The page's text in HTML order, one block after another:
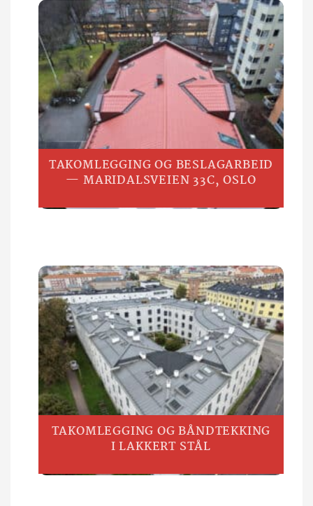
TAKOMLEGGING OG BESLAGARBEID
— MARIDALSVEIEN 33C, OSLO
TAKOMLEGGING OG BÅNDTEKKING
I LAKKERT STÅL